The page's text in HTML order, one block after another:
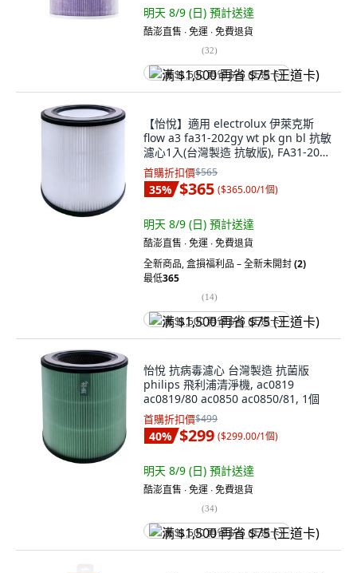
明天 8/9 (日) 預計送達
酷澎直售 ∙ 免運 ∙ 免費退貨
(32)
满 $1,500 再省 $75 (王道卡)
【怡悅】適用 electrolux 伊萊克斯
flow a3 fa31-202gy wt pk gn bl 抗敏
濾心1入(台灣製造 抗敏版), FA31-202,
1個
首購折扣價$565
35% $365 ($365.00/1個)
明天 8/9 (日) 預計送達
酷澎直售 ∙ 免運 ∙ 免費退貨
全新商品,盒損福利品 – 全新未開封(2)
最低365
(14)
满 $1,500 再省 $75 (王道卡)
怡悅 抗病毒濾心 台灣製造 抗菌版
philips 飛利浦清淨機, ac0819
ac0819/80 ac0850 ac0850/81, 1個
首購折扣價$499
40% $299 ($299.00/1個)
明天 8/9 (日) 預計送達
酷澎直售 ∙ 免運 ∙ 免費退貨
(34)
满 $1,500 再省 $75 (王道卡)